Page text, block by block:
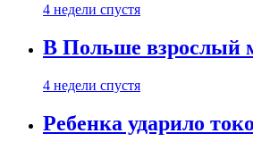
4 недели спустя
В Польше взрослый
4 недели спустя
Ребенка ударило